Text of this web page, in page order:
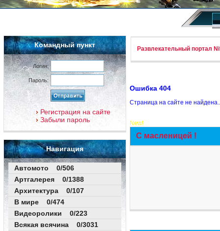
Командный пункт
Логин:
Пароль:
Регистрация на сайте
Забыли пароль
Навигация
Автомото 0/506
Артгалерея 0/1388
Архитектура 0/107
В мире 0/474
Видеоролики 0/223
Всякая всячина 0/3031
Развлекательный портал
Ошибка 404
Страница на сайте не
New!
С масленицей !